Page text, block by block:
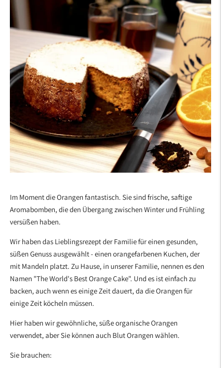
Im Moment die Orangen fantastisch. Sie sind frische, saftige
Aromabomben, die den Übergang zwischen Winter und Frühling
versüßen haben.
Wir haben das Lieblingsrezept der Familie für einen gesunden,
süßen Genuss ausgewählt - einen orangefarbenen Kuchen, der
mit Mandeln platzt. Zu Hause, in unserer Familie, nennen es den
Namen "The World's Best Orange Cake". Und es ist einfach zu
backen, auch wenn es einige Zeit dauert, da die Orangen für
einige Zeit köcheln müssen.
Hier haben wir gewöhnliche, süße organische Orangen
verwendet, aber Sie können auch Blut Orangen wählen.
Sie brauchen: